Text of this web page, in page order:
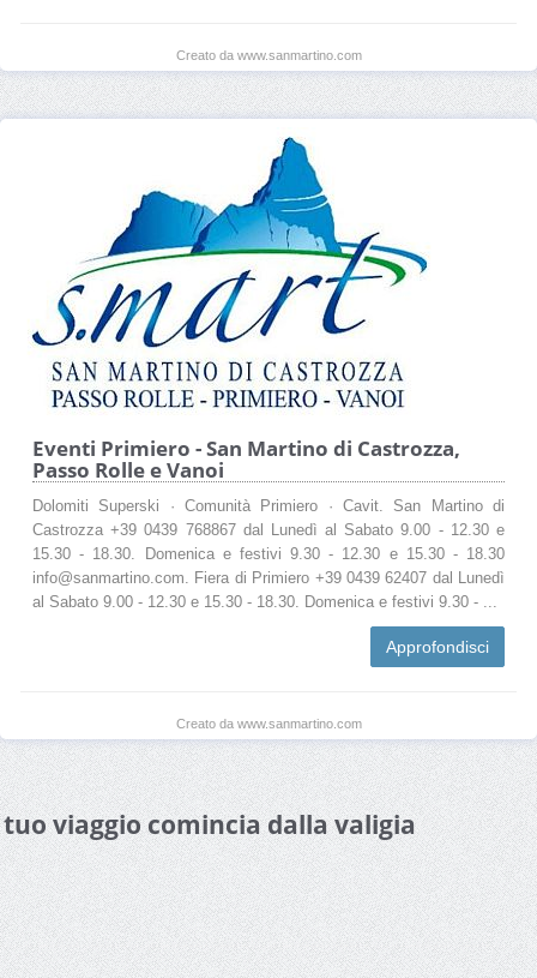
Creato da www.sanmartino.com
Eventi Primiero - San Martino di Castrozza,
Passo Rolle e Vanoi
Dolomiti Superski · Comunità Primiero · Cavit. San Martino di
Castrozza +39 0439 768867 dal Lunedì al Sabato 9.00 - 12.30 e
15.30 - 18.30. Domenica e festivi 9.30 - 12.30 e 15.30 - 18.30
info@sanmartino.com. Fiera di Primiero +39 0439 62407 dal Lunedì
al Sabato 9.00 - 12.30 e 15.30 - 18.30. Domenica e festivi 9.30 - ...
Approfondisci
Creato da www.sanmartino.com
viaggio comincia dalla valigia